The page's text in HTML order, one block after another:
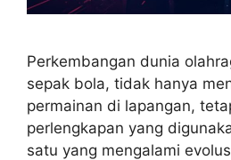
Perkembangan dunia
sepak bola, tidak hanya
permainan di lapangan,
perlengkapan yang
satu yang mengalami